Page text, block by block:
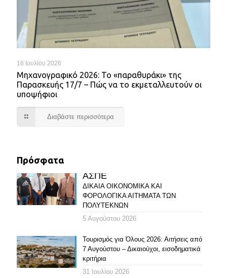
16 Ιουλίου 2026
Mηχανογραφικό 2026: Το «παραθυράκι» της
Παρασκευής 17/7 – Πώς να το εκμεταλλευτούν οι
υποψήφιοι
Διαβάστε περισσότερα
Πρόσφατα
ΑΣΠΕ
ΔΙΚΑΙΑ ΟΙΚΟΝΟΜΙΚΑ ΚΑΙ
ΦΟΡΟΛΟΓΙΚΑ ΑΙΤΗΜΑΤΑ ΤΩΝ
ΠΟΛΥΤΕΚΝΩΝ
5 Αυγούστου 2026
Τουρισμός για Όλους 2026: Αιτήσεις από
7 Αυγούστου – Δικαιούχοι, εισοδηματικά
κριτήρια
31 Ιουλίου 2026